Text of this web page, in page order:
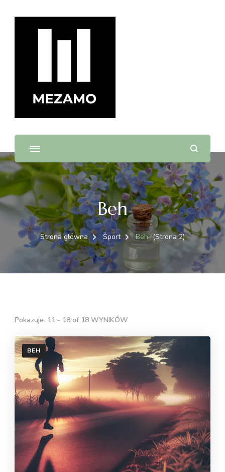
Beh
Strona główna Šport Beh (Strona 2)
Pokazuje: 11 - 18 of 18 WYNIKÓW
BEH